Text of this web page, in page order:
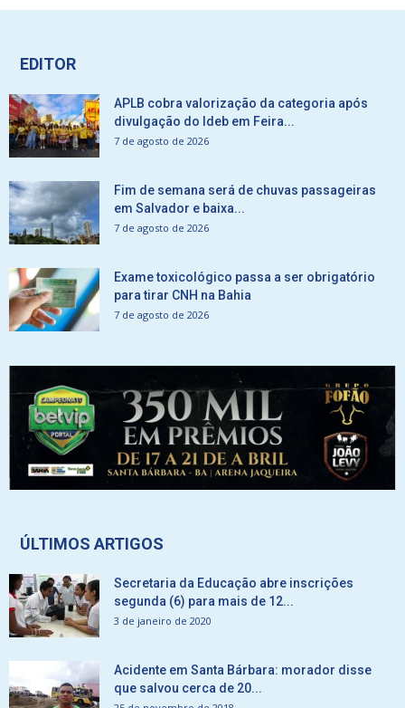
EDITOR
APLB cobra valorização da categoria após
divulgação do Ideb em Feira...
7 de agosto de 2026
Fim de semana será de chuvas passageiras
em Salvador e baixa...
7 de agosto de 2026
Exame toxicológico passa a ser obrigatório
para tirar CNH na Bahia
7 de agosto de 2026
ÚLTIMOS ARTIGOS
Secretaria da Educação abre inscrições
segunda (6) para mais de 12...
3 de janeiro de 2020
Acidente em Santa Bárbara: morador disse
que salvou cerca de 20...